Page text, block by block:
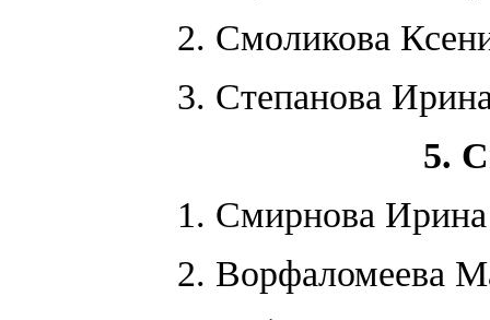
2. Смоликова
3. Степанова
5.
1. Смирнова
2.